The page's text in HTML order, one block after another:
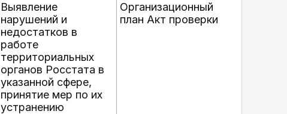
Выявление
нарушений и
недостатков в
работе
территориальных
органов Росстата в
указанной сфере,
принятие мер по их
устранению
Организационный
план Акт проверки